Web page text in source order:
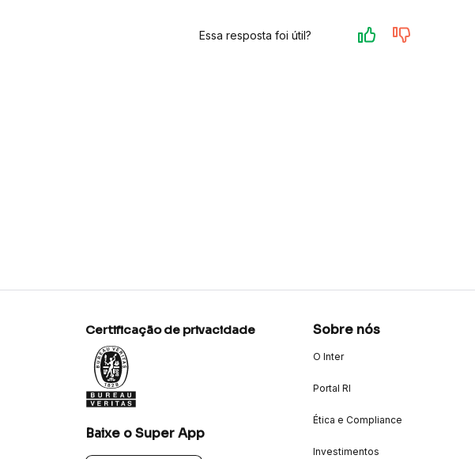
Essa resposta foi útil?
Certificação de privacidade
Baixe o Super App
Sobre nós
O Inter
Portal RI
Ética e Compliance
Investimentos